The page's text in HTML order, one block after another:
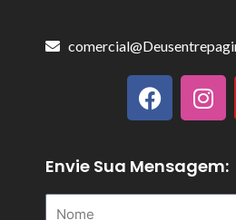
F
a
c
b
o
I
n
s
a
g
Envie Sua Mensagem: